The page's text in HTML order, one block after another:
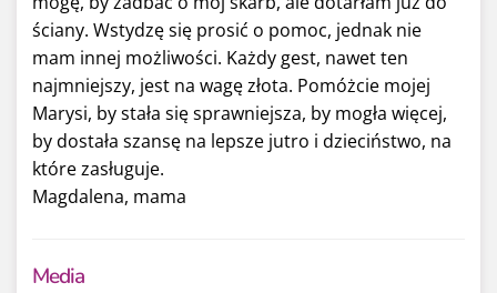
ściany. Wstydzę się prosić o pomoc, jednak nie
mam innej możliwości. Każdy gest, nawet ten
najmniejszy, jest na wagę złota. Pomóżcie mojej
Marysi, by stała się sprawniejsza, by mogła więcej,
by dostała szansę na lepsze jutro i dzieciństwo, na
które zasługuje.
Magdalena, mama
Media